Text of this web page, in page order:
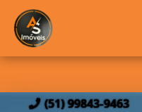
(51) 99843-9463